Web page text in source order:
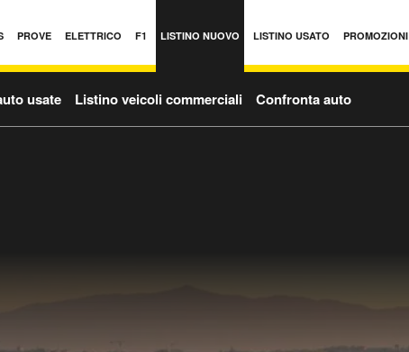
PROVE ELETTRICO F1 LISTINO NUOVO LISTINO USATO PROMOZIONI
usate Listino veicoli commerciali Confronta auto